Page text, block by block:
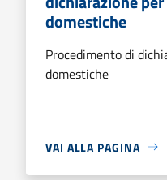
domestiche
Procedimento di
domestiche
VAI ALLA PAGINA